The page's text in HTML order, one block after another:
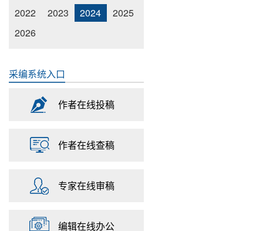
2022
2023 2024
2025
2026
采编系统入口
作者在线投稿
作者在线查稿
专家在线审稿
编辑在线办公